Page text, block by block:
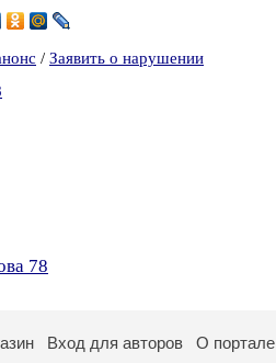
/ Заявить о нарушении
78
Вход для авторов О портале